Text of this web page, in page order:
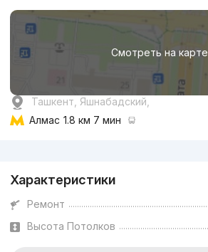
Смотреть на карте
Ташкент, Яшнабадский,
Алмас 1.8 км 7 мин
Характеристики
Ремонт
Высота Потолков